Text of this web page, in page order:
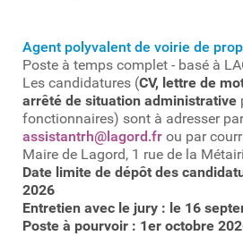
Agent polyvalent de voirie de
Poste à temps complet - basé à
Les candidatures (CV, lettre de
arrêté de situation administrative
fonctionnaires) sont à adresser
assistantrh@lagord.fr ou par
Maire de Lagord, 1 rue de la
Date limite de dépôt des
2026
Entretien avec le jury : le 16
Poste à pourvoir : 1er octobre